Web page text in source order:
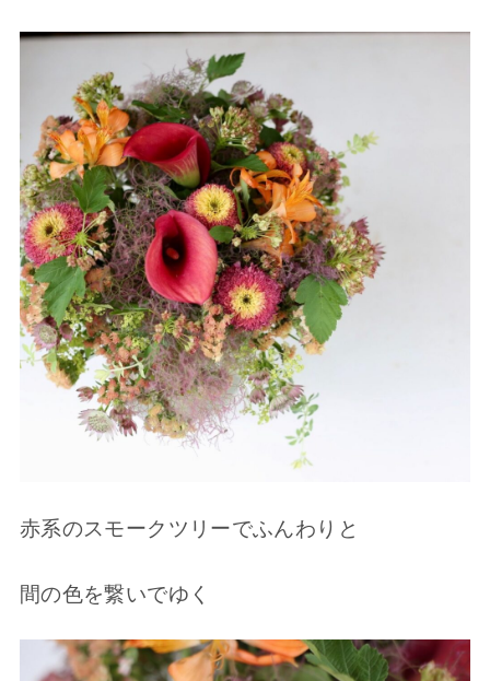
赤系のスモークツリーでふんわりと
間の色を繋いでゆく